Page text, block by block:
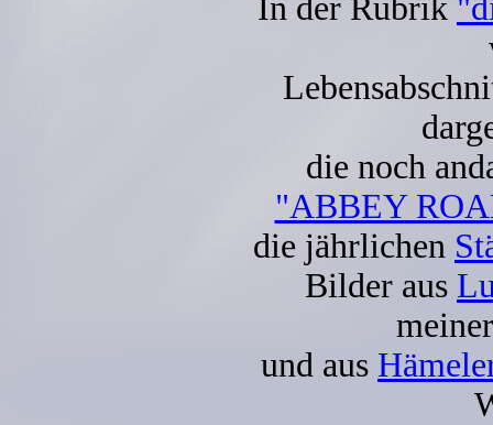
In der Rubrik
die noch
"ABBEY
die jährlichen
Bilder aus
und aus